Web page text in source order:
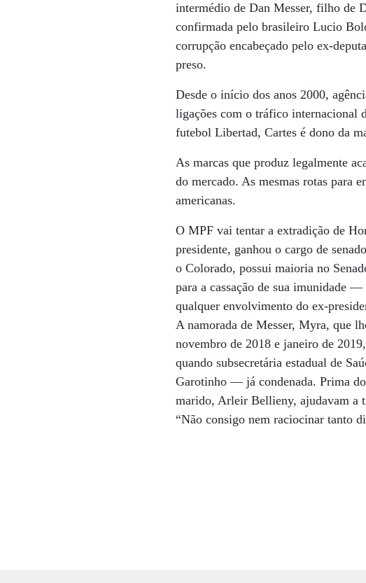
intermédio de Dan Messer, filho de
confirmada pelo brasileiro Lucio
corrupção encabeçado pelo ex-
preso.
Desde o início dos anos 2000,
ligações com o tráfico internacional
futebol Libertad, Cartes é dono da
As marcas que produz legalmente
do mercado. As mesmas rotas para
americanas.
O MPF vai tentar a extradição de
presidente, ganhou o cargo de
o Colorado, possui maioria no
para a cassação de sua imunidade
qualquer envolvimento do ex-
A namorada de Messer, Myra, que
novembro de 2018 e janeiro de
quando subsecretária estadual de
Garotinho — já condenada. Prima
marido, Arleir Bellieny, ajudavam a
“Não consigo nem raciocinar tanto